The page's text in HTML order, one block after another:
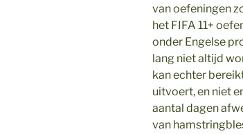
van oefeningen
het FIFA 11+
onder Engelse
lang niet altijd
kan echter
uitvoert, en niet
aantal dagen
van